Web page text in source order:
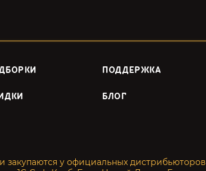
ПОДДЕРЖКА
БЛОГ
закупаются у официальных дистрибьюторов